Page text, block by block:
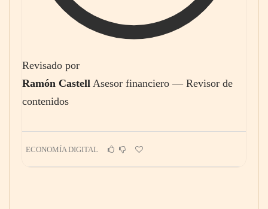
Revisado por
Ramón Castell Asesor financiero — Revisor de
contenidos
ECONOMÍA DIGITAL